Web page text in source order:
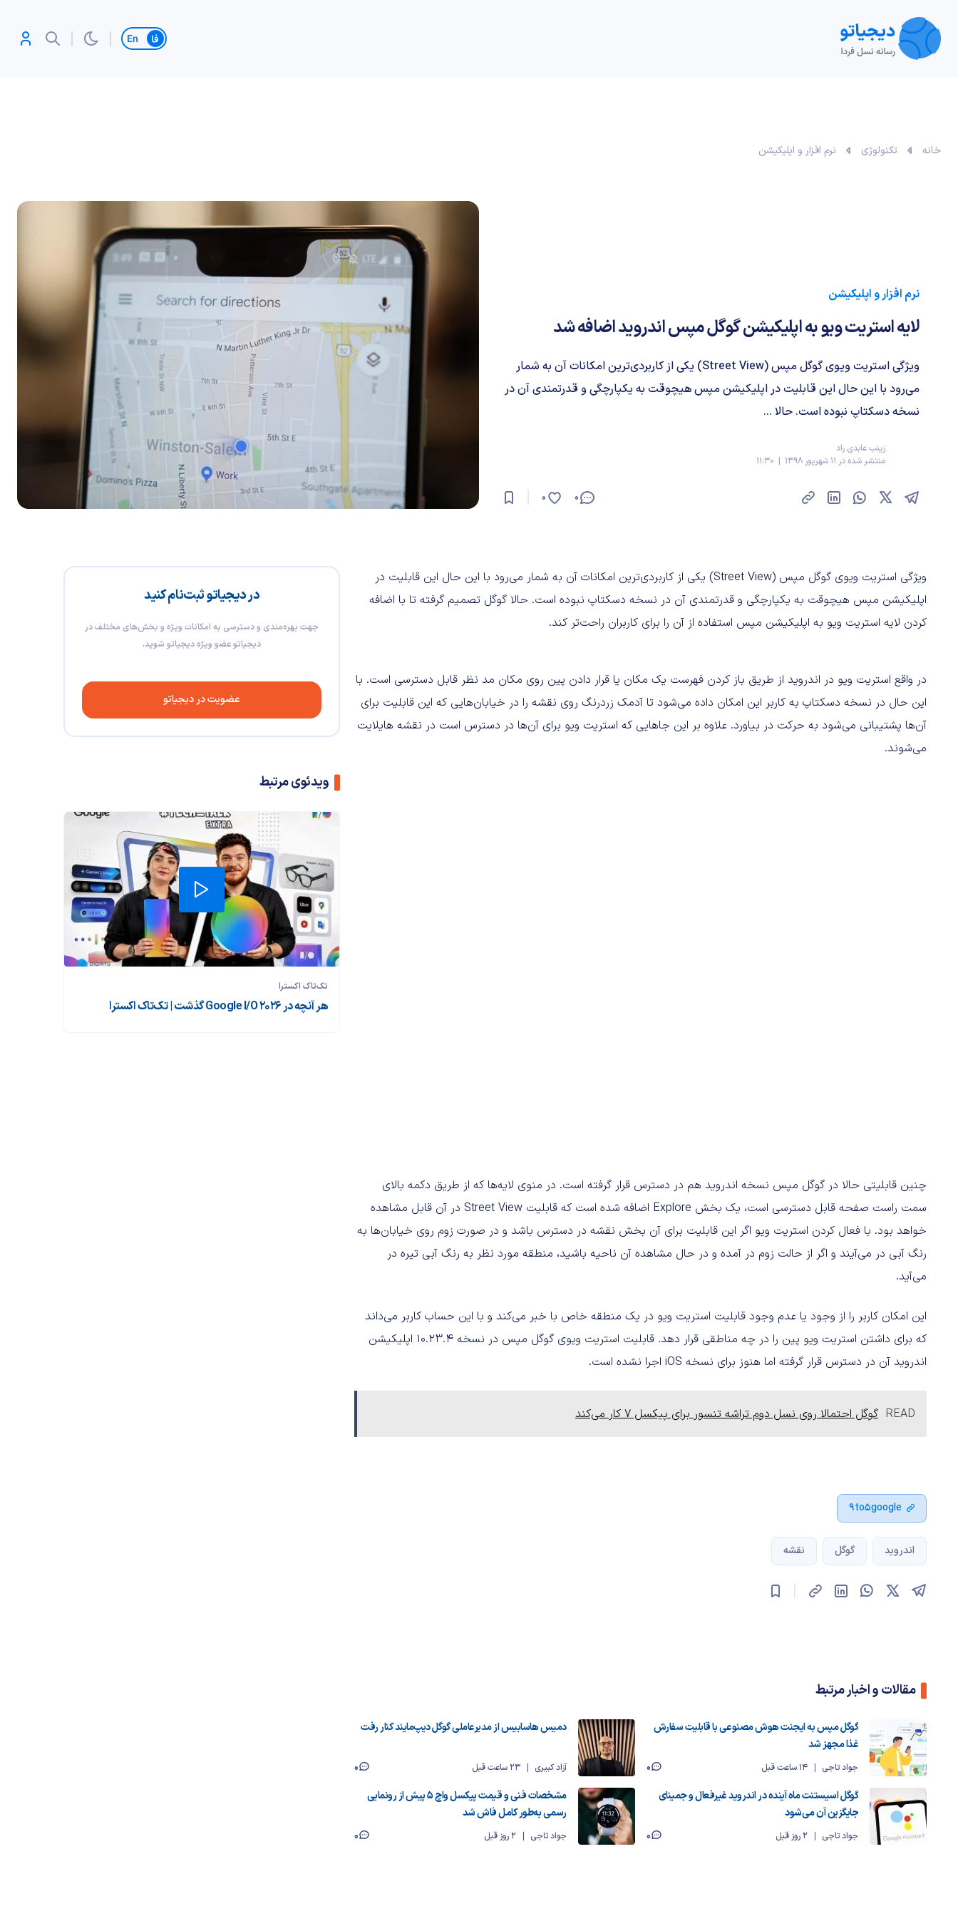
تغییر زبان تکنولوژی خودرو
خانه تکنولوژی نرم افزار و اپلیکیشن
نرم افزار و اپلیکیشن
لایه استریت ویو به اپلیکیشن گوگل مپس اندروید اضافه شد
ویژگی استریت ویوی گوگل مپس (Street View) یکی از کاربردی‌ترین امکانات آن به شمار
می‌رود با این حال این قابلیت در اپلیکیشن مپس هیچوقت به یکپارچگی و قدرتمندی آن در
نسخه دسکتاپ نبوده است. حالا ...
زینب عابدی راد
منتشر شده در 11 شهریور 1398 | 11:30
0
0
در دیجیاتو ثبت‌نام کنید
جهت بهره‌مندی و دسترسی به امکانات ویژه و بخش‌های مختلف در
دیجیاتو عضو ویژه دیجیاتو شوید.
عضویت در دیجیاتو
ویدئوی مرتبط
تک‌تاک اکسترا
هر آنچه در Google I/O 2026 گذشت | تک‌تاک اکسترا
ویژگی استریت ویوی گوگل مپس (Street View) یکی از کاربردی‌ترین امکانات آن به شمار می‌رود با این حال این قابلیت در
اپلیکیشن مپس هیچوقت به یکپارچگی و قدرتمندی آن در نسخه دسکتاپ نبوده است. حالا گوگل تصمیم گرفته تا با اضافه
کردن لایه استریت ویو به اپلیکیشن مپس استفاده از آن را برای کاربران راحت‌تر کند.
در واقع استریت ویو در اندروید از طریق باز کردن فهرست یک مکان یا قرار دادن پین روی مکان مد نظر قابل دسترسی است. با
این حال در نسخه دسکتاپ به کاربر این امکان داده می‌شود تا آدمک زردرنگ روی نقشه را در خیابان‌هایی که این قابلیت برای
آن‌ها پشتیبانی می‌شود به حرکت در بیاورد. علاوه بر این جاهایی که استریت ویو برای آن‌ها در دسترس است در نقشه هایلایت
می‌شوند.
چنین قابلیتی حالا در گوگل مپس نسخه اندروید هم در دسترس قرار گرفته است. در منوی لایه‌ها که از طریق دکمه بالای
سمت راست صفحه قابل دسترسی است، یک بخش Explore اضافه شده است که قابلیت Street View در آن قابل مشاهده
خواهد بود. با فعال کردن استریت ویو اگر این قابلیت برای آن بخش نقشه در دسترس باشد و در صورت زوم روی خیابان‌ها به
رنگ آبی در می‌آیند و اگر از حالت زوم در آمده و در حال مشاهده آن ناحیه باشید، منطقه مورد نظر به رنگ آبی تیره در
می‌آید.
این امکان کاربر را از وجود یا عدم وجود قابلیت استریت ویو در یک منطقه خاص با خبر می‌کند و با این حساب کاربر می‌داند
که برای داشتن استریت ویو پین را در چه مناطقی قرار دهد. قابلیت استریت ویوی گوگل مپس در نسخه 10.23.4 اپلیکیشن
اندروید آن در دسترس قرار گرفته اما هنوز برای نسخه iOS اجرا نشده است.
READ گوگل احتمالا روی نسل دوم تراشه تنسور برای پیکسل ۷ کار می‌کند
9to5google
اندروید گوگل نقشه
مقالات و اخبار مرتبط
گوگل مپس به ایجنت هوش مصنوعی با قابلیت سفارش
غذا مجهز شد
جواد تاجی 14 ساعت قبل 0
دمیس هاسابیس از مدیرعاملی گوگل دیپ‌مایند کنار رفت
آزاد کبیری 23 ساعت قبل
0
گوگل اسیستنت ماه آینده در اندروید غیرفعال و جمینای
جایگزین آن می‌شود
جواد تاجی 2 روز قبل 0
مشخصات فنی و قیمت پیکسل واچ ۵ پیش از رونمایی
رسمی به‌طور کامل فاش شد
جواد تاجی 2 روز قبل 0